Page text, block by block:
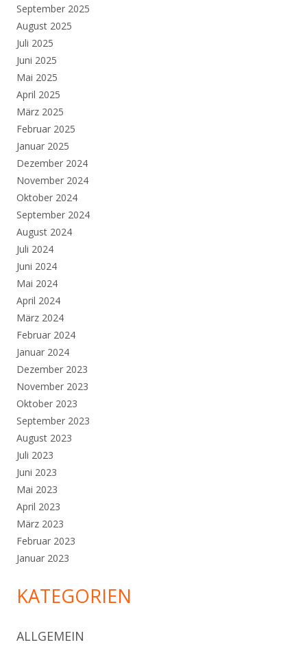
September 2025
August 2025
Juli 2025
Juni 2025
Mai 2025
April 2025
März 2025
Februar 2025
Januar 2025
Dezember 2024
November 2024
Oktober 2024
September 2024
August 2024
Juli 2024
Juni 2024
Mai 2024
April 2024
März 2024
Februar 2024
Januar 2024
Dezember 2023
November 2023
Oktober 2023
September 2023
August 2023
Juli 2023
Juni 2023
Mai 2023
April 2023
März 2023
Februar 2023
Januar 2023
KATEGORIEN
ALLGEMEIN